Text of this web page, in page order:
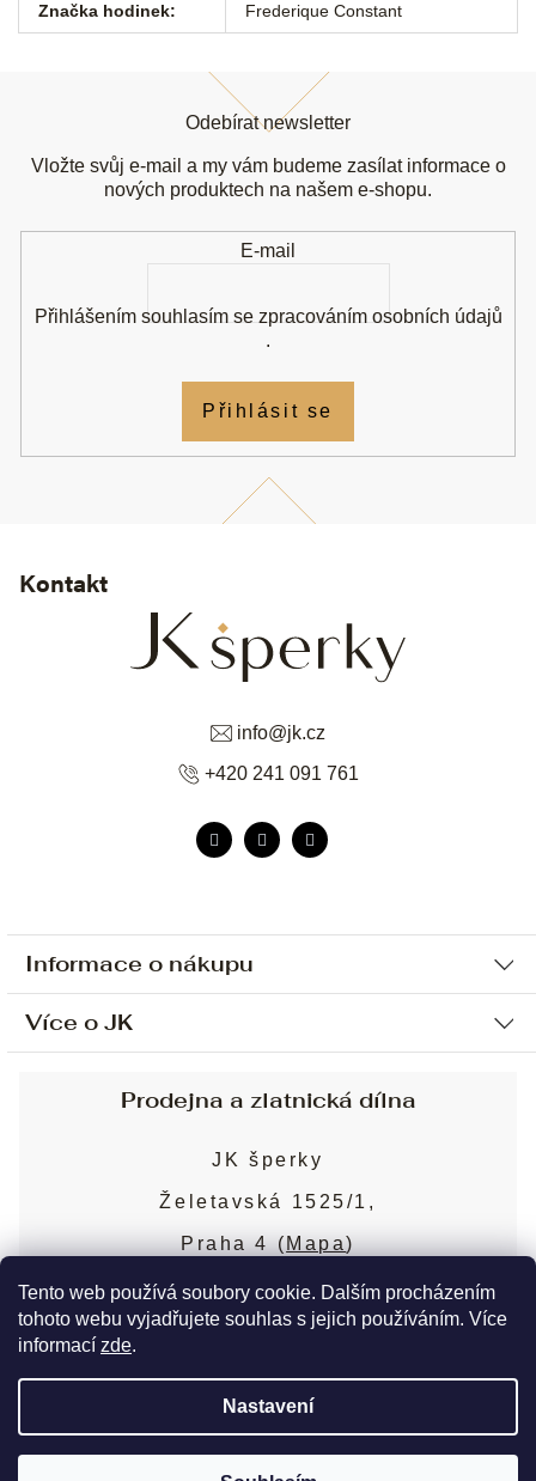
Tento web používá soubory cookie. Dalším procházením
tohoto webu vyjadřujete souhlas s jejich používáním. Více
informací zde.
Nastavení
Značka hodinek: Frederique Constant
Informace o nákupu
Ochrana osobních údajů
Sjednání osobní schůzky
Obchodní podmínky
Puncovní značky
Více o JK
Blog
Nejčastější dotazy
Kontakt
info@jk.cz
+420 241 091 761
Odebírat newsletter
Vložte svůj e-mail a my vám budeme zasílat informace o
nových produktech na našem e-shopu.
E-mail
Přihlášením souhlasím se zpracováním osobních údajů
.
Přihlásit se
Prodejna a zlatnická dílna
JK šperky
Želetavská 1525/1,
Praha 4 ( Mapa)
Více o prodejně
Copyright 2026JK šperky. Všechna práva
Upravit nastavení cookies